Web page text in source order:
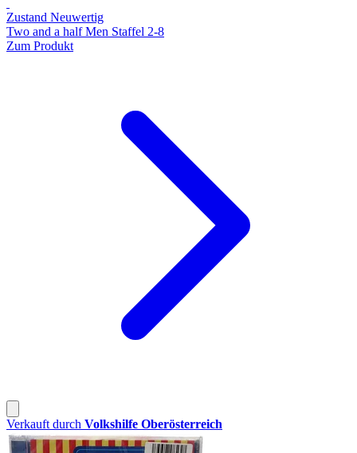
Zustand Neuwertig
Two and a half Men Staffel 2-8
Zum Produkt
Verkauft durch Volkshilfe Oberösterreich